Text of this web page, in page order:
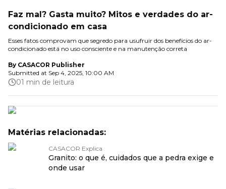
Faz mal? Gasta muito? Mitos e verdades do ar-
condicionado em casa
Esses fatos comprovam que segredo para usufruir dos benefícios do ar-
condicionado está no uso consciente e na manutenção correta
By CASACOR Publisher
Submitted at Sep 4, 2025, 10:00 AM
01 min de leitura
Matérias relacionadas:
CASACOR Explica
Granito: o que é, cuidados que a pedra exige e
onde usar